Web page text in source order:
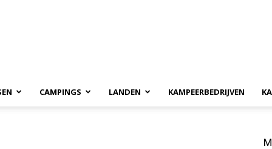
CAMPINGS LANDEN KAMPEERBEDRIJVEN